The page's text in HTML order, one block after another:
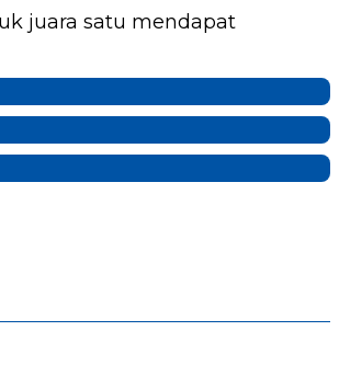
juara satu mendapat